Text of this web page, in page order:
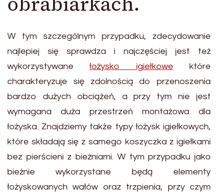
W tym szczególnym przypadku, zdecydowanie
najlepiej się sprawdza i najczęściej jest też
wykorzystywanełożysko igiełkowe które
charakteryzuje się zdolnością do przenoszenia
bardzo dużych obciążeń, a przy tym nie jest
wymagana duża przestrzeń montażowa dla
łożyska. Znajdziemy także typy łożysk igiełkowych,
które składają się z samego koszyczka z igiełkami
bez pierścieni z bieżniami. W tym przypadku jako
bieżnie wykorzystane będą elementy
łożyskowanych wałów oraz trzpienia, przy czym